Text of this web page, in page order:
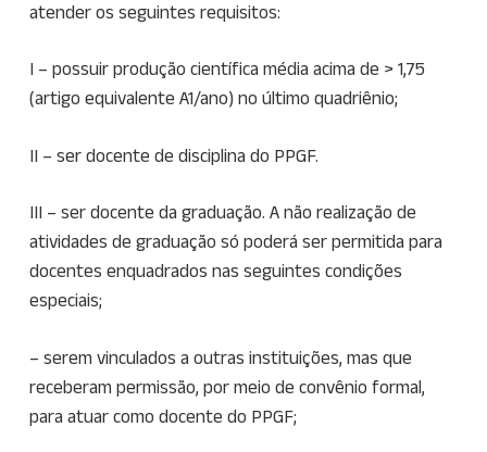
atender os seguintes requisitos:
I – possuir produção científica média acima de > 1,75
(artigo equivalente A1/ano) no último quadriênio;
II – ser docente de disciplina do PPGF.
III – ser docente da graduação. A não realização de
atividades de graduação só poderá ser permitida para
docentes enquadrados nas seguintes condições
especiais;
– serem vinculados a outras instituições, mas que
receberam permissão, por meio de convênio formal,
para atuar como docente do PPGF;